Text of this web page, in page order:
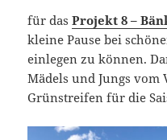
für dasProjekt 8 –
kleine Pause bei
einlegen zu können.
Mädels und Jungs vom
Grünstreifen für die